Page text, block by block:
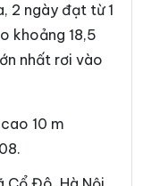
Liêm
Mai
Tuy
Phương
2 ngày đạt từ 1
khoảng 18,5
nhất rơi vào
10 m